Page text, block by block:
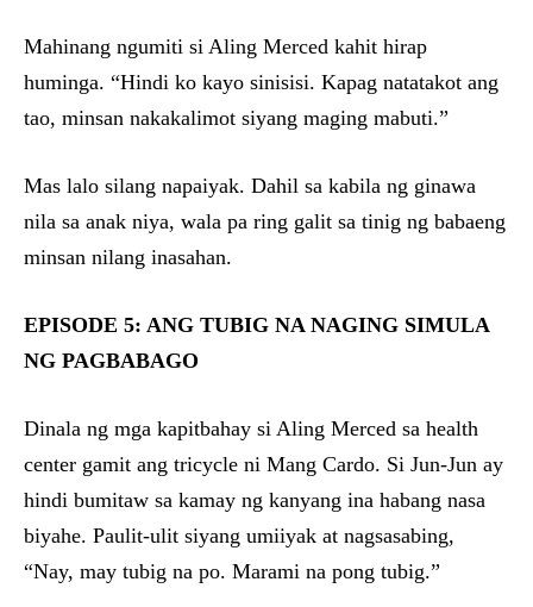
Mahinang ngumiti si Aling Merced kahit hirap
huminga. “Hindi ko kayo sinisisi. Kapag natatakot ang
tao, minsan nakakalimot siyang maging mabuti.”
Mas lalo silang napaiyak. Dahil sa kabila ng ginawa
nila sa anak niya, wala pa ring galit sa tinig ng babaeng
minsan nilang inasahan.
EPISODE 5: ANG TUBIG NA NAGING SIMULA
NG PAGBABAGO
Dinala ng mga kapitbahay si Aling Merced sa health
center gamit ang tricycle ni Mang Cardo. Si Jun-Jun ay
hindi bumitaw sa kamay ng kanyang ina habang nasa
biyahe. Paulit-ulit siyang umiiyak at nagsasabing,
“Nay, may tubig na po. Marami na pong tubig.”